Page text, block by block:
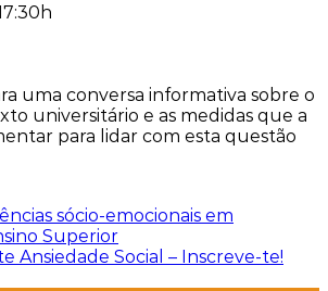
uma conversa informativa sobre o
universitário e as medidas que a
para lidar com esta questão
sócio-emocionais em
Superior
Ansiedade Social – Inscreve-te!